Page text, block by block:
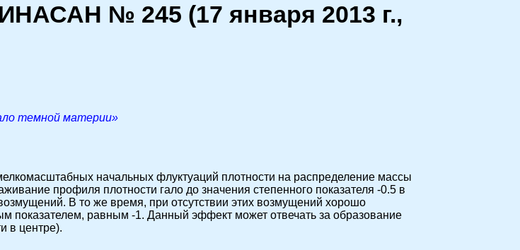
№ 245 (17 января 2013 г.,
темной материи»
начальных флуктуаций плотности на распределение массы
профиля плотности гало до значения степенного показателя -0.5 в
В то же время, при отсутствии этих возмущений хорошо
показателем, равным -1. Данный эффект может отвечать за образование
в центре).